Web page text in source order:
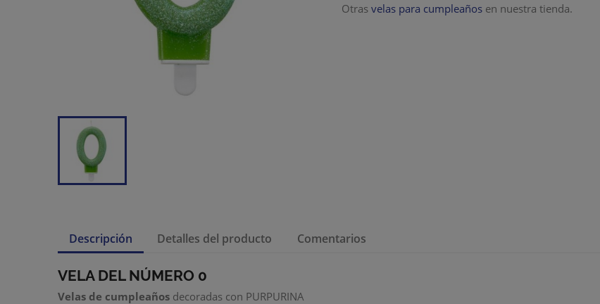
Otrasvelas para cumpleaños en nuestra tienda.
Descripción Detalles del producto Comentarios
VELA DEL NÚMERO 0
Velas de cumpleaños decoradas con PURPURINA